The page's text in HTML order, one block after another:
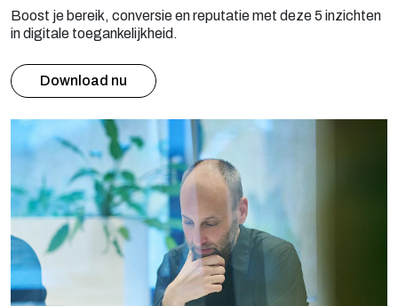
Boost je bereik, conversie en reputatie met deze 5 inzichten
in digitale toegankelijkheid.
Download nu